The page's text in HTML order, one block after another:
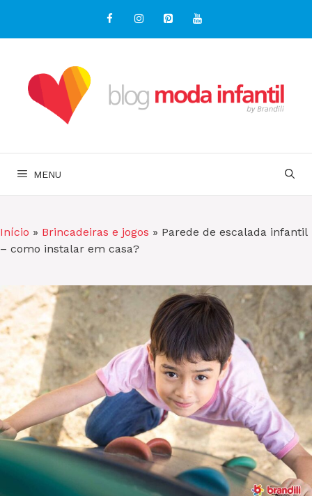
o
MENU
Início » Brincadeiras e jogos » Parede de escalada infantil
– como instalar em casa?